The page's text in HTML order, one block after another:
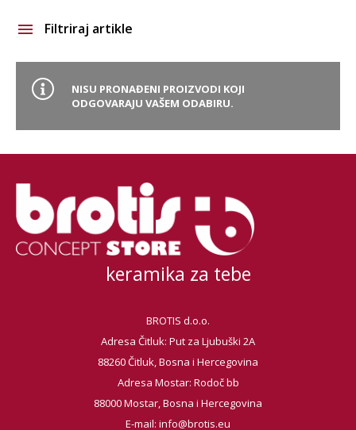
Filtriraj artikle
Brand
Debljina
Format pločice
Glavna boja
Vrsta asortimana
Vrsta obrade pločice
NISU PRONAĐENI PROIZVODI KOJI
ODGOVARAJU VAŠEM ODABIRU.
keramika za tebe
BROTIS d.o.o.
Adresa Čitluk: Put za Ljubuški 2A
88260 Čitluk, Bosna i Hercegovina
Adresa Mostar: Rodoč bb
88000 Mostar, Bosna i Hercegovina
E-mail: info@brotis.eu